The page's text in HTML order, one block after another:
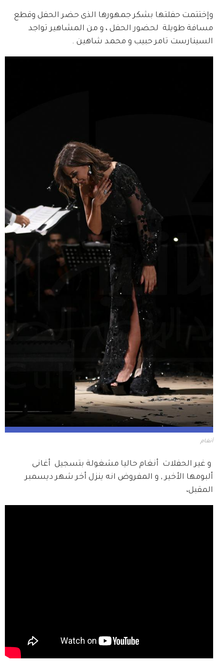
وإختتمت حفلتها بشكر جمهورها الذى حضر الحفل وقطع
مسافة طويلة  لحضور الحفل ، و من المشاهير تواجد
السينارست تامر حبيب و محمد شاهين .
أنغام
و غير الحفلات  أنغام حاليا مشغولة بتسجيل  أغانى
ألبومها الأخير , و المفروض انه ينزل أخر شهر ديسمبر
المقبل،